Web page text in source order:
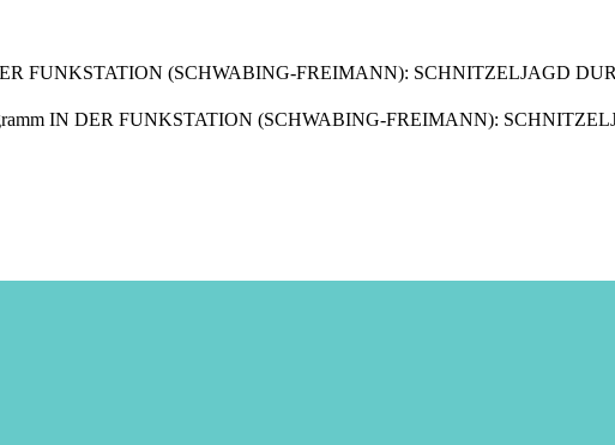
FUNKSTATION (SCHWABING-FREIMANN): SCHNITZELJAGD
IN DER FUNKSTATION (SCHWABING-FREIMANN):